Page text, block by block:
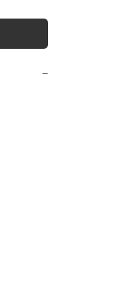
−